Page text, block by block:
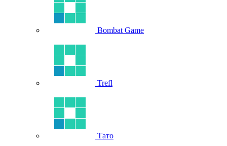
Bombat Game
Trefl
Тато